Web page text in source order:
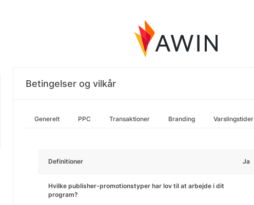
Betingelser og vilkår
Generelt PPC Transaktioner Branding Varslingstider
Definitioner Ja
Hvilke publisher-promotionstyper har lov til at arbejde i dit
program?